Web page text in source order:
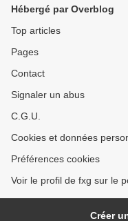
Hébergé par Overblog
Top articles
Pages
Contact
Signaler un abus
C.G.U.
Cookies et données
Préférences cookies
Voir le profil de fxg sur le
Créer